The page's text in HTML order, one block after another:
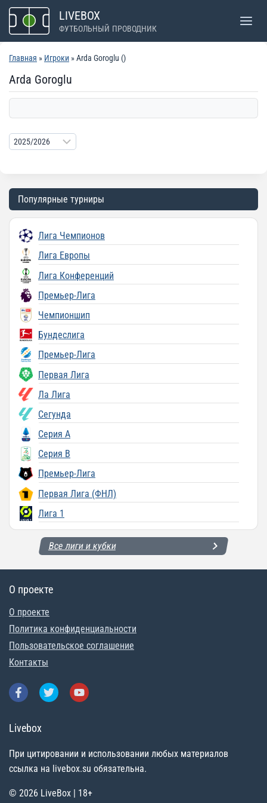
Перейти
содержимому
LIVEBOX
ФУТБОЛЬНЫЙ ПРОВОДНИК
Главная » Игроки » Arda Goroglu ()
Arda Goroglu
Популярные турниры
Лига Чемпионов
Лига Европы
Лига Конференций
Премьер-Лига
Чемпионшип
Бундеслига
Премьер-Лига
Первая Лига
Ла Лига
Сегунда
Серия A
Серия B
Премьер-Лига
Первая Лига (ФНЛ)
Лига 1
Все лиги и кубки
О проекте
О проекте
Политика конфиденциальности
Пользовательское соглашение
Контакты
Livebox
При цитировании и использовании любых материалов
ссылка на livebox.su обязательна.
© 2026 LiveBox | 18+